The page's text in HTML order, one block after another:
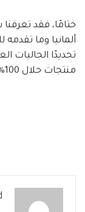
ختامًا، فقد
ألمانيا وما
تحديدًا الجاليات
منتجات حلال 100% تخلو من أي مكوّن يحرمه الدين الإسلامي.